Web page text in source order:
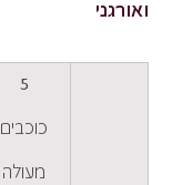
ואורגני
5
כוכבים
מעולה